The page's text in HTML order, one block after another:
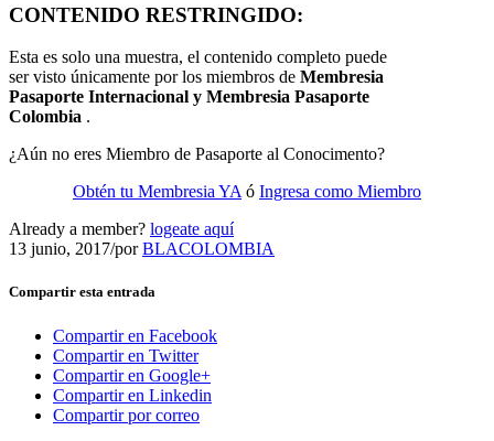
CONTENIDO RESTRINGIDO:
Esta es solo una muestra, el contenido completo puede
ser visto únicamente por los miembros de Membresia
Pasaporte Internacional y Membresia Pasaporte
Colombia .
¿Aún no eres Miembro de Pasaporte al Conocimento?
Obtén tu Membresia YA ó Ingresa como Miembro
Already a member? logeate aquí
13 junio, 2017/porBLACOLOMBIA
Compartir esta entrada
Compartir en Facebook
Compartir en Twitter
Compartir en Google+
Compartir en Linkedin
Compartir por correo